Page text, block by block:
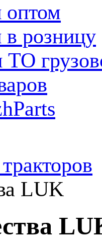
оптом
в розницу
LUK